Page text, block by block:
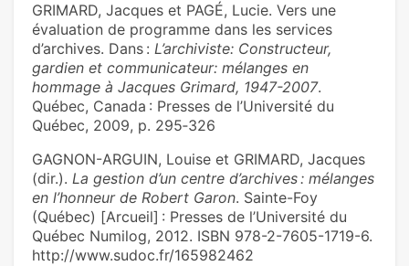
GRIMARD, Jacques et PAGÉ, Lucie. Vers une
évaluation de programme dans les services
d’archives. Dans : L’archiviste: Constructeur,
gardien et communicateur: mélanges en
hommage à Jacques Grimard, 1947-2007.
Québec, Canada : Presses de l’Université du
Québec, 2009, p. 295‑326
GAGNON-ARGUIN, Louise et GRIMARD, Jacques
(dir.). La gestion d’un centre d’archives : mélanges
en l’honneur de Robert Garon. Sainte-Foy
(Québec) [Arcueil] : Presses de l’Université du
Québec Numilog, 2012. ISBN 978-2-7605-1719-6.
http://www.sudoc.fr/165982462